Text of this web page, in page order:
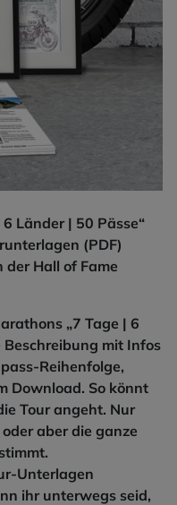
Länder | 50 Pässe“
(PDF)
Hall of Fame
„7 Tage | 6
Beschreibung mit Infos
Reihenfolge,
Download. So könnt
Tour angeht. Nur
aber die ganze
Unterlagen
ihr unterwegs seid,